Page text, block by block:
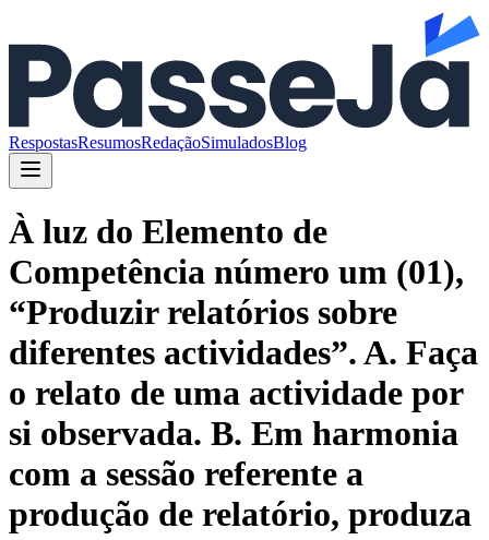
RespostasResumosRedaçãoSimuladosBlog
À luz do Elemento de
Competência número um (01),
“Produzir relatórios sobre
diferentes actividades”. A. Faça
o relato de uma actividade por
si observada. B. Em harmonia
com a sessão referente a
produção de relatório, produza